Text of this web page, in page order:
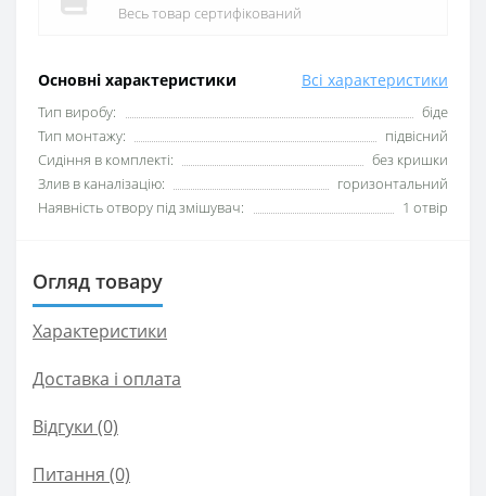
Основні характеристики Всі характеристики
Тип виробу:
біде
Тип монтажу:
підвісний
Сидіння в комплекті:
без кришки
Злив в каналізацію:
горизонтальний
Наявність отвору під змішувач:
1 отвір
Весь товар сертифікований
Огляд товару
Характеристики
Доставка і оплата
Відгуки (0)
Питання (0)